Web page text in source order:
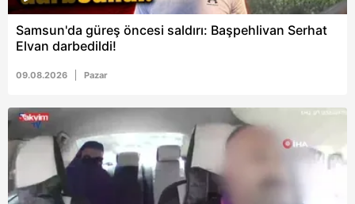
vasıtasıyla belirleyebilirsiniz. Çerezlere ilişkin detaylı bilgi
için Ayarlar butonuna tıklayabilir,Çerez Bilgilendirme
Metnimizi ziyaret edebilirsiniz.
hazırlanmış Aydınlatma Metnimizi okumak ve sitemizde
ilgili mevzuata uygun olarak kullanılan çerezlerle ilgili bilgi
almak için lütfentıklayınız.
Samsun'da güreş öncesi saldırı: Başpehlivan Serhat
Elvan darbedildi!
09.08.2026 Pazar